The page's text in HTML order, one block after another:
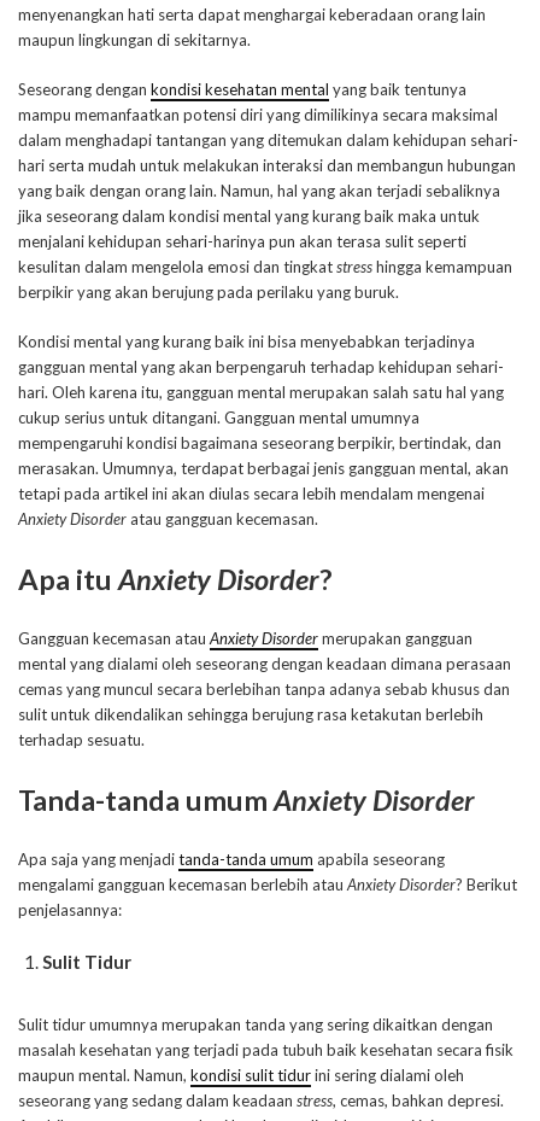
menyenangkan hati serta dapat menghargai keberadaan orang lain
maupun lingkungan di sekitarnya.
Seseorang dengan kondisi kesehatan mental yang baik tentunya
mampu memanfaatkan potensi diri yang dimilikinya secara maksimal
dalam menghadapi tantangan yang ditemukan dalam kehidupan sehari-
hari serta mudah untuk melakukan interaksi dan membangun hubungan
yang baik dengan orang lain. Namun, hal yang akan terjadi sebaliknya
jika seseorang dalam kondisi mental yang kurang baik maka untuk
menjalani kehidupan sehari-harinya pun akan terasa sulit seperti
kesulitan dalam mengelola emosi dan tingkatstresshingga kemampuan
berpikir yang akan berujung pada perilaku yang buruk.
Kondisi mental yang kurang baik ini bisa menyebabkan terjadinya
gangguan mental yang akan berpengaruh terhadap kehidupan sehari-
hari. Oleh karena itu, gangguan mental merupakan salah satu hal yang
cukup serius untuk ditangani. Gangguan mental umumnya
mempengaruhi kondisi bagaimana seseorang berpikir, bertindak, dan
merasakan. Umumnya, terdapat berbagai jenis gangguan mental, akan
tetapi pada artikel ini akan diulas secara lebih mendalam mengenai
Anxiety Disorderatau gangguan kecemasan.
Apa ituAnxiety Disorder?
Gangguan kecemasan atau Anxiety Disordermerupakan gangguan
mental yang dialami oleh seseorang dengan keadaan dimana perasaan
cemas yang muncul secara berlebihan tanpa adanya sebab khusus dan
sulit untuk dikendalikan sehingga berujung rasa ketakutan berlebih
terhadap sesuatu.
Tanda-tanda umumAnxiety Disorder
Apa saja yang menjaditanda-tanda umum apabila seseorang
mengalami gangguan kecemasan berlebih atau Anxiety Disorder? Berikut
penjelasannya:
Sulit Tidur
Sulit tidur umumnya merupakan tanda yang sering dikaitkan dengan
masalah kesehatan yang terjadi pada tubuh baik kesehatan secara fisik
maupun mental. Namun, kondisi sulit tidurini sering dialami oleh
seseorang yang sedang dalam keadaan stress, cemas, bahkan depresi.